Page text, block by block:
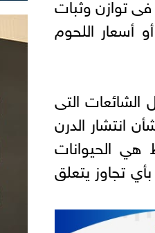
أسعار اللحوم
التى
انتشار الدرن
الحيوانات
تجاوز يتعلق